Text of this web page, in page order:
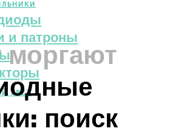
и патроны
СВЕТ
моргают
поиск